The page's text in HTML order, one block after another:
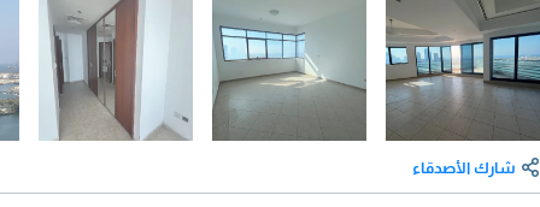
شارك الأصدقاء